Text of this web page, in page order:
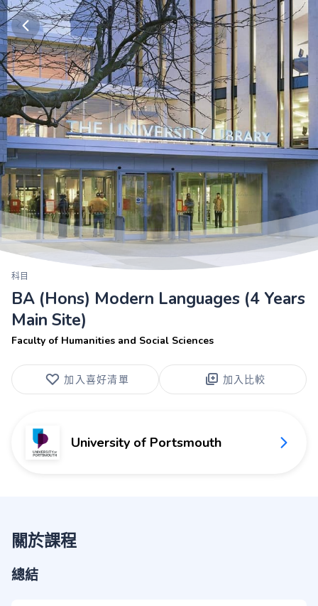
科目
BA (Hons) Modern Languages (4 Years
Main Site)
Faculty of Humanities and Social Sciences
加入喜好清單 加入比較
University of Portsmouth
關於課程
總結